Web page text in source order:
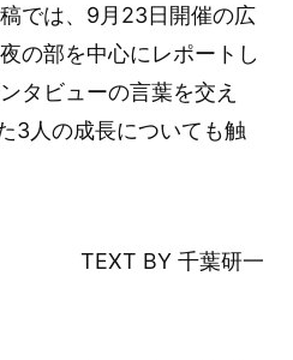
では、9月23日開催の広
の部を中心にレポートし
タビューの言葉を交え
3人の成長についても触
TEXT BY 千葉研一